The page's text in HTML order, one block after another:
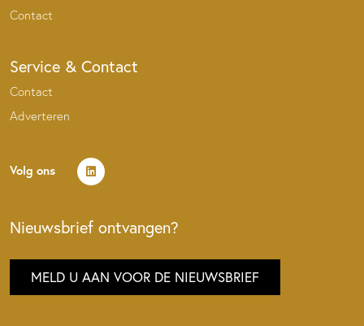
Contact
Service & Contact
Contact
Adverteren
Volg ons
Nieuwsbrief ontvangen?
MELD U AAN VOOR DE NIEUWSBRIEF